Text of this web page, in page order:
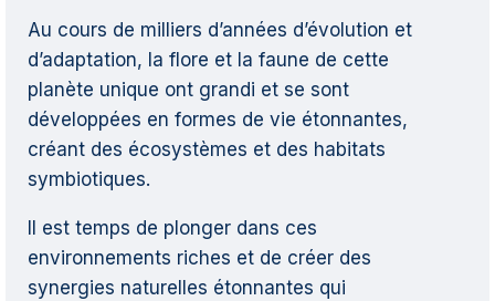
Au cours de milliers d’années d’évolution et
d’adaptation, la flore et la faune de cette
planète unique ont grandi et se sont
développées en formes de vie étonnantes,
créant des écosystèmes et des habitats
symbiotiques.
Il est temps de plonger dans ces
environnements riches et de créer des
synergies naturelles étonnantes qui